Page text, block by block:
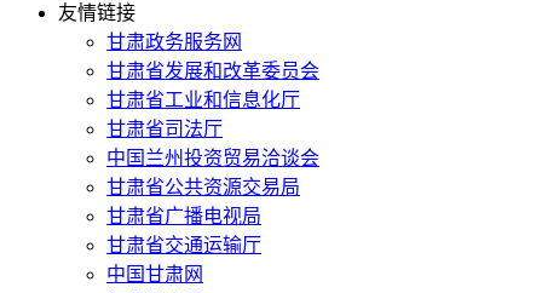
友情链接
甘肃政务服务网
甘肃省发展和改革委员会
甘肃省工业和信息化厅
甘肃省司法厅
中国兰州投资贸易洽谈会
甘肃省公共资源交易局
甘肃省广播电视局
甘肃省交通运输厅
中国甘肃网